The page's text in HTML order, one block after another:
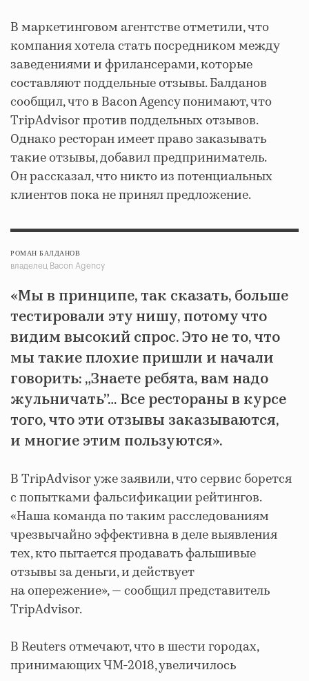
В маркетинговом агентстве отметили, что
компания хотела стать посредником между
заведениями и фрилансерами, которые
составляют поддельные отзывы. Балданов
сообщил, что в Bacon Agency понимают, что
TripAdvisor против поддельных отзывов.
Однако ресторан имеет право заказывать
такие отзывы, добавил предприниматель.
Он рассказал, что никто из потенциальных
клиентов пока не принял предложение.
РОМАН БАЛДАНОВ
владелец Bacon Agency
«Мы в принципе, так сказать, больше
тестировали эту нишу, потому что
видим высокий спрос. Это не то, что
мы такие плохие пришли и начали
говорить: „Знаете ребята, вам надо
жульничать”… Все рестораны в курсе
того, что эти отзывы заказываются,
и многие этим пользуются».
В TripAdvisor уже заявили, что сервис борется
с попытками фальсификации рейтингов.
«Наша команда по таким расследованиям
чрезвычайно эффективна в деле выявления
тех, кто пытается продавать фальшивые
отзывы за деньги, и действует
на опережение», — сообщил представитель
TripAdvisor.
В Reuters отмечают, что в шести городах,
принимающих ЧМ-2018, увеличилось